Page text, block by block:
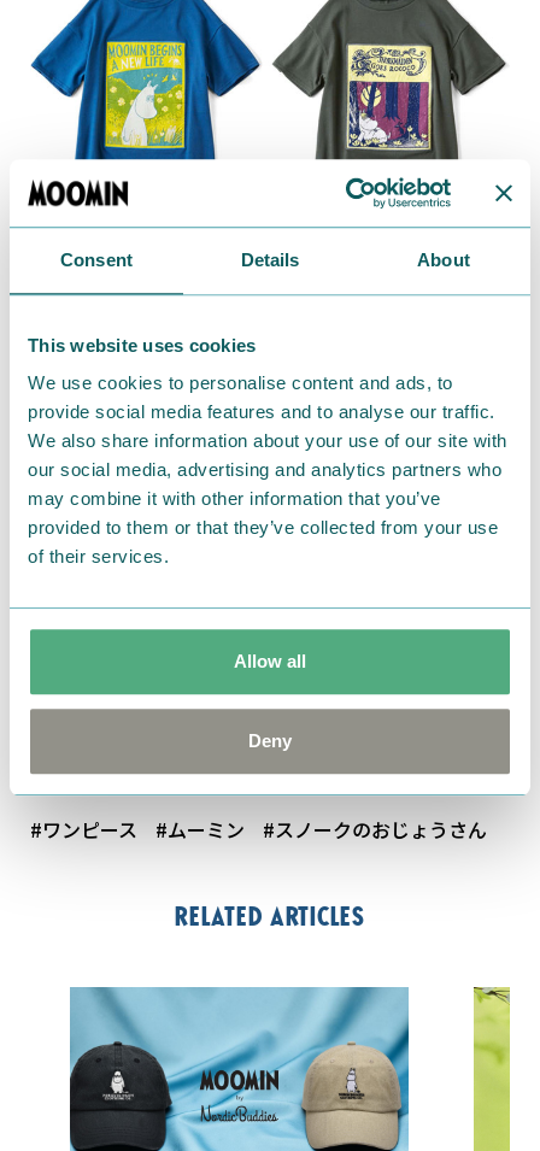
Consent Details About
This website uses cookies
We use cookies to personalise content and ads, to
provide social media features and to analyse our traffic.
We also share information about your use of our site with
our social media, advertising and analytics partners who
may combine it with other information that you’ve
provided to them or that they’ve collected from your use
of their services.
Allow all
Deny
★〈ムーミン〉購入ページはこちら。
★〈スノークのおじょうさん〉購入ページはこちら。
通信販売のフェリシモのウェブサイトで好評発売中で
す。
■商品名：ポスター風プリントのTシャツワンピース
〈ムーミン〉〈スノークのおじょうさん〉
■価格（税抜）：各1枚 4,900円
■サイズ：S・M・L・LL・3L
■発売日：現在発売中
#ワンピース #ムーミン #スノークのおじょうさん
Related articles